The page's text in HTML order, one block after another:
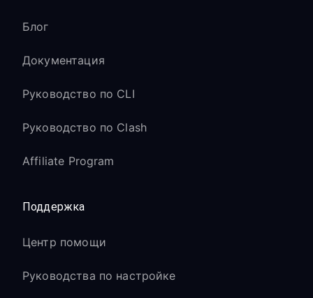
Блог
Документация
Руководство по CLI
Руководство по Clash
Affiliate Program
Поддержка
Центр помощи
Руководства по настройке